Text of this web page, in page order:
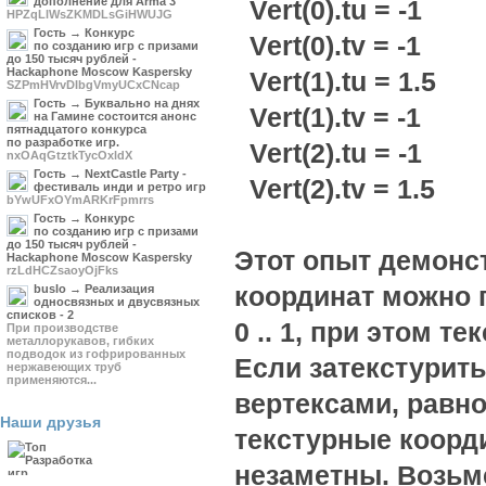
Vert(0).tu = -1
Vert(0).tv = -1
Vert(1).tu = 1.5
Vert(1).tv = -1
Vert(2).tu = -1
Vert(2).tv = 1.5
Этот опыт
координат можно
0 .. 1, при этом
Если
вертексами,
текстурные
незаметны.
HPZqLlWsZKMDLsGiHWUJG
Гость → Конкурс
по созданию игр с призами
до 150 тысяч рублей -
Hackaphone Moscow Kaspersky
SZPmHVrvDIbgVmyUCxCNcap
Гость → Буквально на днях
на Гамине состоится анонс
пятнадцатого конкурса
по разработке игр.
nxOAqGtztkTycOxldX
Гость → NextCastle Party -
фестиваль инди и ретро игр
bYwUFxOYmARKrFpmrrs
Гость → Конкурс
по созданию игр с призами
до 150 тысяч рублей -
Hackaphone Moscow Kaspersky
rzLdHCZsaoyOjFks
buslo → Реализация
односвязных и двусвязных
списков - 2
При производстве
металлорукавов, гибких
подводок из гофрированных
нержавеющих труб
применяются...
Наши друзья